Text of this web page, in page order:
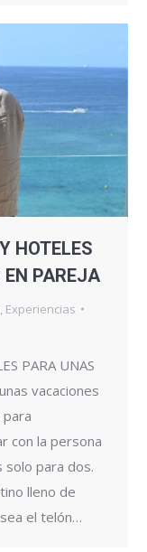
HOTELES
PAREJA
Experiencias
PARA UNAS
vacaciones
con la persona
para dos.
lleno de
el telón…